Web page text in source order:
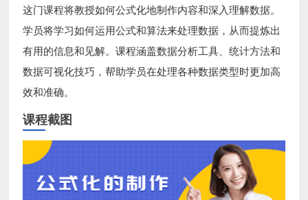
这门课程将教授如何公式化地制作内容和深入理解数据。
学员将学习如何运用公式和算法来处理数据，从而提炼出
有用的信息和见解。课程涵盖数据分析工具、统计方法和
数据可视化技巧，帮助学员在处理各种数据类型时更加高
效和准确。
课程截图